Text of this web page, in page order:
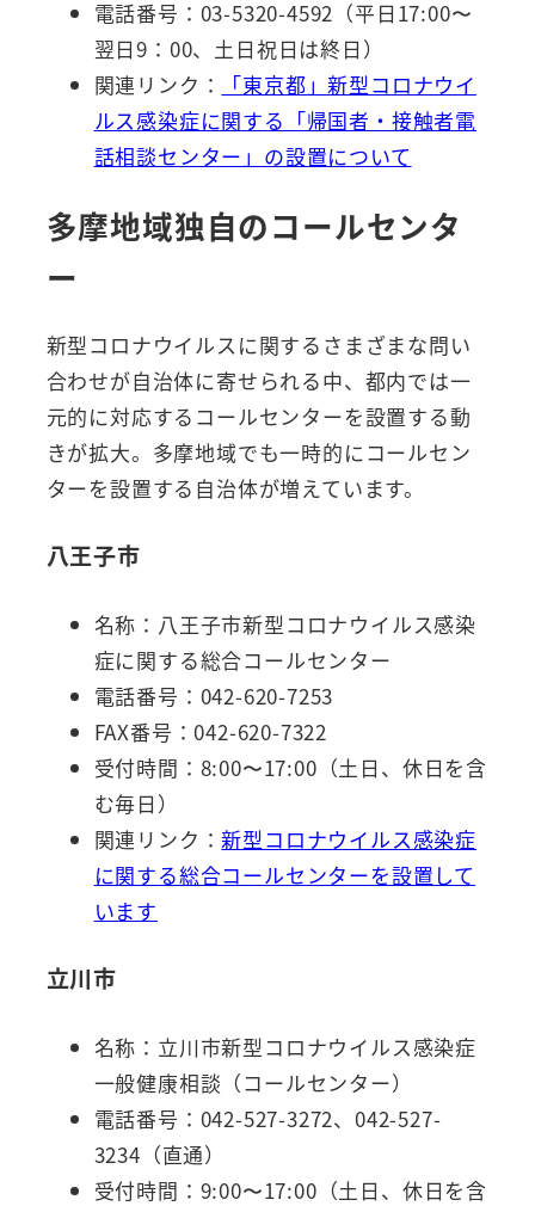
電話番号：03-5320-4592（平日17:00〜
翌日9：00、土日祝日は終日）
関連リンク：
「東京都」新型コロナウイ
ルス感染症に関する「帰国者・接触者電
話相談センター」の設置について
多摩地域独自のコールセンタ
ー
新型コロナウイルスに関するさまざまな問い
合わせが自治体に寄せられる中、都内では一
元的に対応するコールセンターを設置する動
きが拡大。多摩地域でも一時的にコールセン
ターを設置する自治体が増えています。
八王子市
名称：八王子市新型コロナウイルス感染
症に関する総合コールセンター
電話番号：042-620-7253
FAX番号：042-620-7322
受付時間：8:00〜17:00（土日、休日を含
む毎日）
関連リンク：新型コロナウイルス感染症
に関する総合コールセンターを設置して
います
立川市
名称：立川市新型コロナウイルス感染症
一般健康相談（コールセンター）
電話番号：042-527-3272、042-527-
3234（直通）
受付時間：9:00〜17:00（土日、休日を含